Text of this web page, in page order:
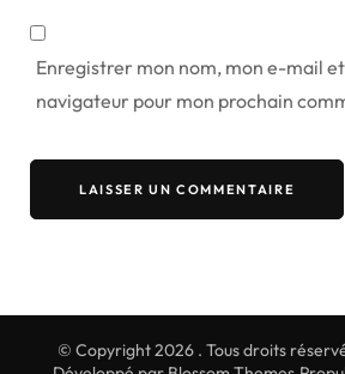
Enregistrer mon nom, mon e-mail
navigateur pour mon prochain
© Copyright 2026 . Tous droits